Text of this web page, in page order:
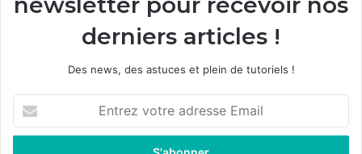
derniers articles !
Des news, des astuces et plein de tutoriels !
t